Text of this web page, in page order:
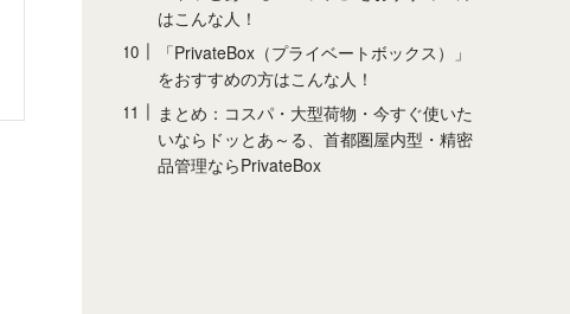
はこんな人！
「PrivateBox（プライベートボックス）」
をおすすめの方はこんな人！
まとめ：コスパ・大型荷物・今すぐ使いた
いならドッとあ～る、首都圏屋内型・精密
品管理ならPrivateBox